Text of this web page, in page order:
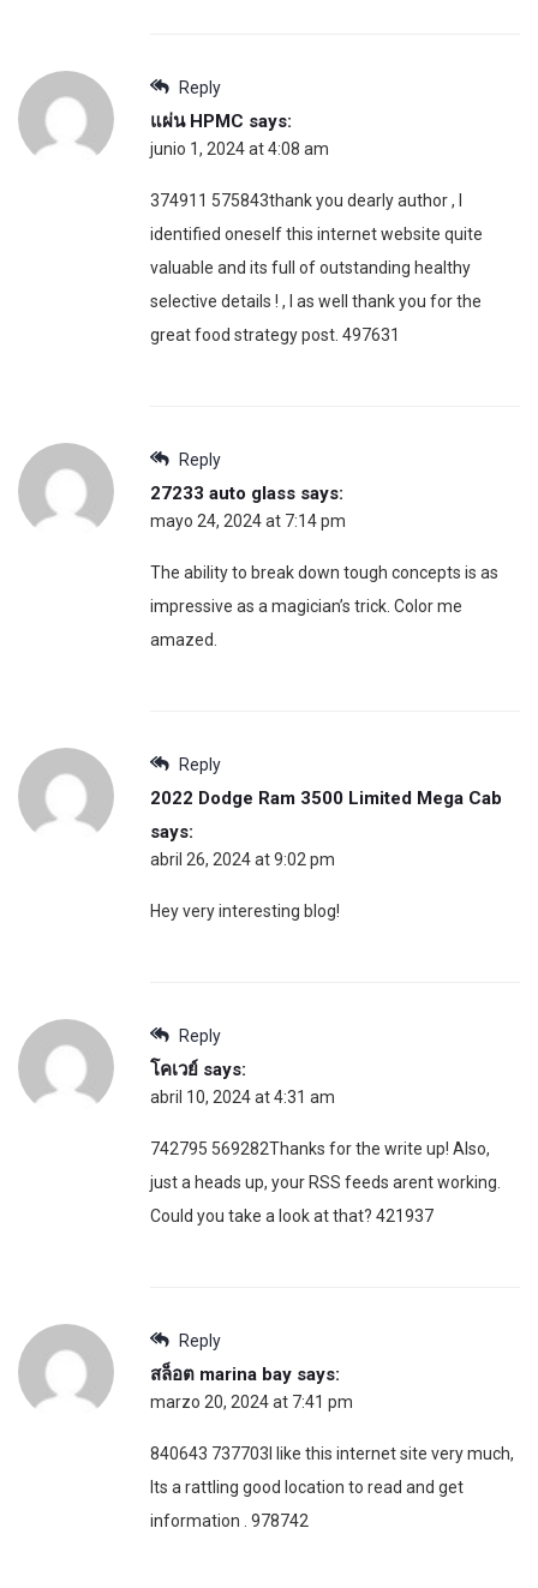
Reply
แผ่น HPMC says:
junio 1, 2024 at 4:08 am
374911 575843thank you dearly author , I
identified oneself this internet website quite
valuable and its full of outstanding healthy
selective details ! , I as well thank you for the
great food strategy post. 497631
Reply
27233 auto glass says:
mayo 24, 2024 at 7:14 pm
The ability to break down tough concepts is as
impressive as a magician’s trick. Color me
amazed.
Reply
2022 Dodge Ram 3500 Limited Mega Cab
says:
abril 26, 2024 at 9:02 pm
Hey very interesting blog!
Reply
โคเวย์ says:
abril 10, 2024 at 4:31 am
742795 569282Thanks for the write up! Also,
just a heads up, your RSS feeds arent working.
Could you take a look at that? 421937
Reply
สล็อต marina bay says:
marzo 20, 2024 at 7:41 pm
840643 737703I like this internet site very much,
Its a rattling good location to read and get
information . 978742